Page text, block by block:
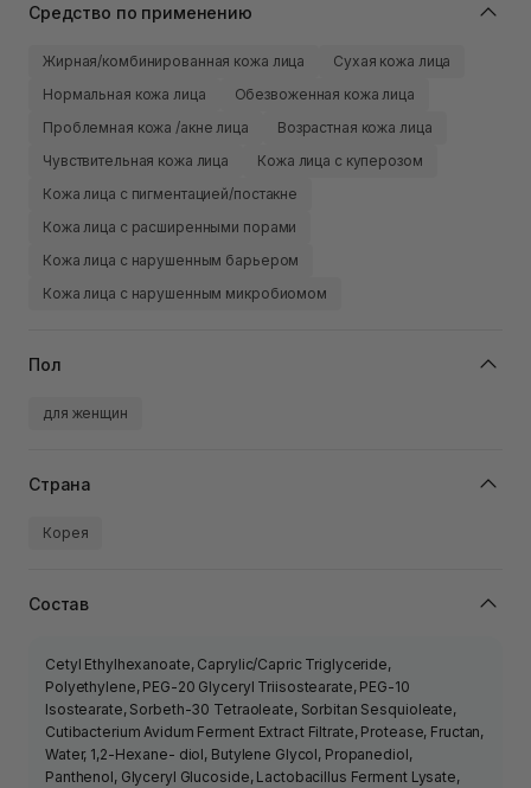
Средство по применению
Жирная/комбинированная кожа лица
Сухая кожа лица
Нормальная кожа лица
Обезвоженная кожа лица
Проблемная кожа /акне лица
Возрастная кожа лица
Чувствительная кожа лица
Кожа лица с куперозом
Кожа лица с пигментацией/постакне
Кожа лица с расширенными порами
Кожа лица с нарушенным барьером
Кожа лица с нарушенным микробиомом
Пол
для женщин
Страна
Корея
Состав
Cetyl Ethylhexanoate, Caprylic/Capric Triglyceride,
Polyethylene, PEG-20 Glyceryl Triisostearate, PEG-10
Isostearate, Sorbeth-30 Tetraoleate, Sorbitan Sesquioleate,
Cutibacterium Avidum Ferment Extract Filtrate, Protease, Fructan,
Water, 1,2-Hexane- diol, Butylene Glycol, Propanediol,
Panthenol, Glyceryl Glucoside, Lactobacillus Ferment Lysate,